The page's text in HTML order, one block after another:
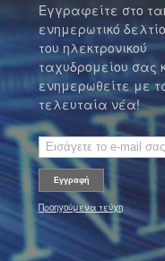
Εγγραφείτε στο
ενημερωτικό
του ηλεκτρονικού
ταχυδρομείου σας
ενημερωθείτε με
τελευταία νέα!
Προηγούμενα τεύχη